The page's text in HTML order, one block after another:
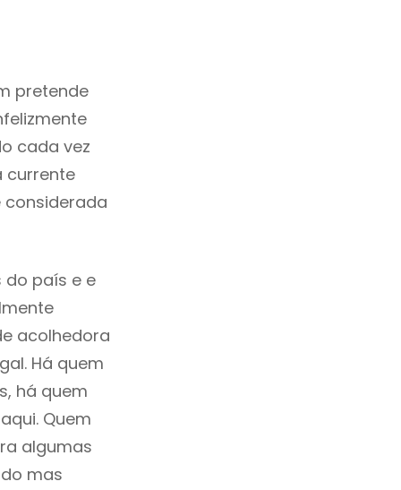
pretende
cada vez
currente
considerada
do país e e
acolhedora
Há quem
há quem
Quem
algumas
mas